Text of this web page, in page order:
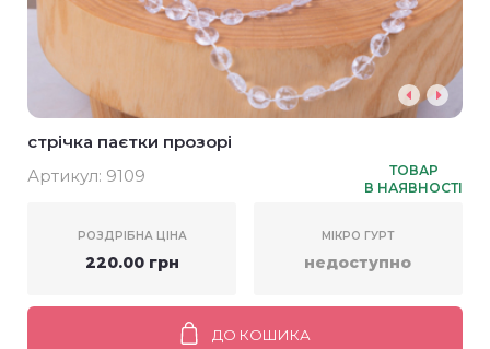
стрічка паєтки прозорі
Артикул: 9109
ТОВАР
В НАЯВНОСТІ
РОЗДРІБНА ЦІНА
220.00 грн
МІКРО ГУРТ
недоступно
ДО КОШИКА